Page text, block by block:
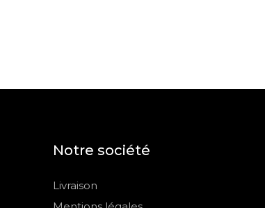
Notre société
Livraison